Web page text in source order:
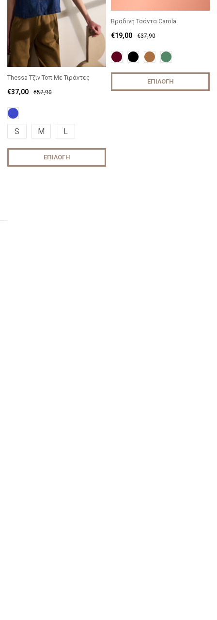
Thessa Τζιν Τοπ Με Τιράντες
€52,90
€37,00
S M L
ΕΠΙΛΟΓΉ
Βραδινή Τσάντα Carola
€37,90
€19,00
ΕΠΙΛΟΓΉ